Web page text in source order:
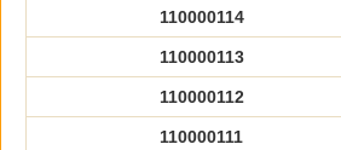
110000114
110000113
110000112
110000111